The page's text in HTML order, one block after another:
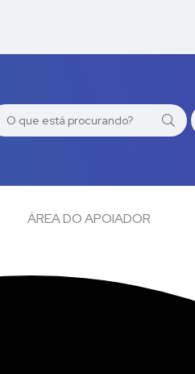
ÁREA DO APOIADOR